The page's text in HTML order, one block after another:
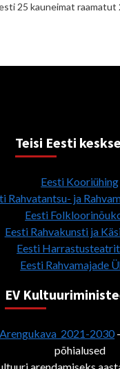
25 kauneimat raamatut
Teisi Eesti
Eesti Kooriühing
Rahvatantsu- ja
Eesti
Eesti Rahvakunsti ja
Eesti
Eesti Rahvamajade
EV
2021-2030
põhialused